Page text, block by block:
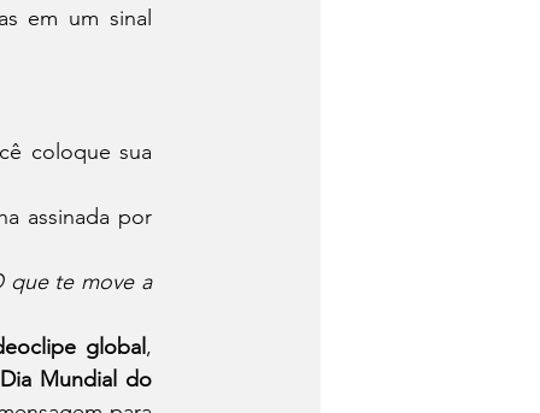
em um sinal
coloque sua
assinada por
que te move a
global ,
Dia Mundial do